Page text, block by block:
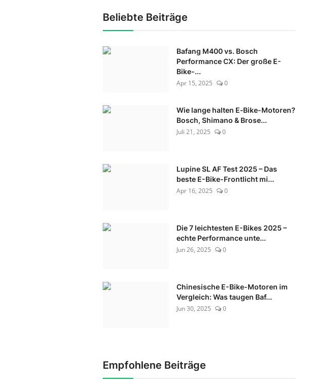
Beliebte Beiträge
Bafang M400 vs. Bosch
Performance CX: Der große E-
Bike-...
Apr 15, 2025
0
Wie lange halten E‑Bike-Motoren?
Bosch, Shimano & Brose...
Juli 21, 2025
0
Lupine SL AF Test 2025 – Das
beste E-Bike-Frontlicht mi...
Apr 16, 2025
0
Die 7 leichtesten E-Bikes 2025 –
echte Performance unte...
Jun 26, 2025
0
Chinesische E-Bike-Motoren im
Vergleich: Was taugen Baf...
Jun 30, 2025
0
Empfohlene Beiträge